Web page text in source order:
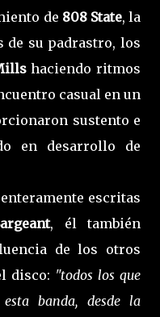
de 808 State, la
de su padrastro, los
haciendo ritmos
casual en un
sustento e
en desarrollo de
escritas
, él también
de los otros
disco: "todos los que
banda, desde la